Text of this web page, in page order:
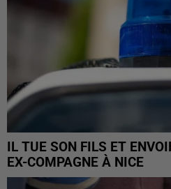
IL TUE SON FILS ET
EX-COMPAGNE À NICE